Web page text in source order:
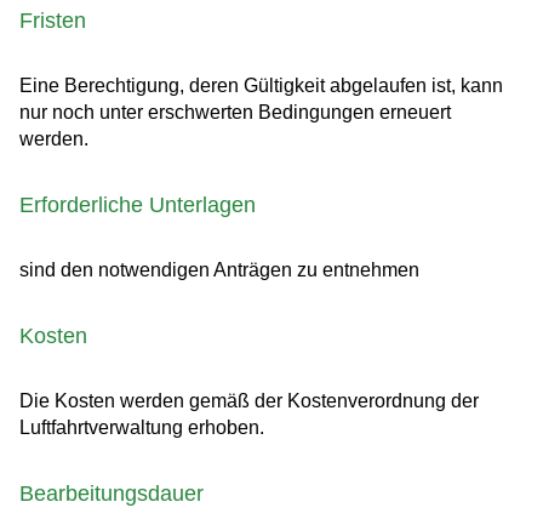
Fristen
Eine Berechtigung, deren Gültigkeit abgelaufen ist, kann
nur noch unter erschwerten Bedingungen erneuert
werden.
Erforderliche Unterlagen
sind den notwendigen Anträgen zu entnehmen
Kosten
Die Kosten werden gemäß der Kostenverordnung der
Luftfahrtverwaltung erhoben.
Bearbeitungsdauer